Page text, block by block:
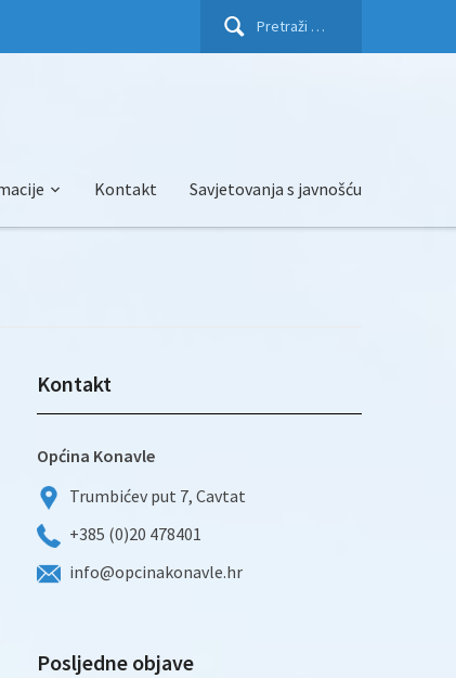
Pretraži:
Kontakt Savjetovanja s javnošću
Kontakt
Općina Konavle
Trumbićev put 7, Cavtat
+385 (0)20 478401
info@opcinakonavle.hr
Posljedne objave